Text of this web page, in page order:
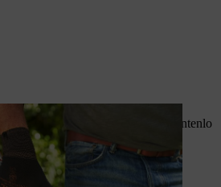
multifunción con la mano y mantenlo
el gatillo de desbloqueo.